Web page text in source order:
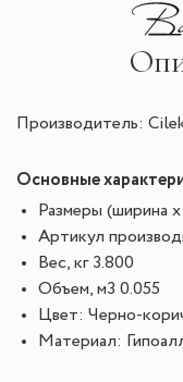
Производитель:
Основные
Размеры (ширина
Артикул
Вес, кг 3.800
Объем, м3 0.055
Цвет: Черно-
Материал: